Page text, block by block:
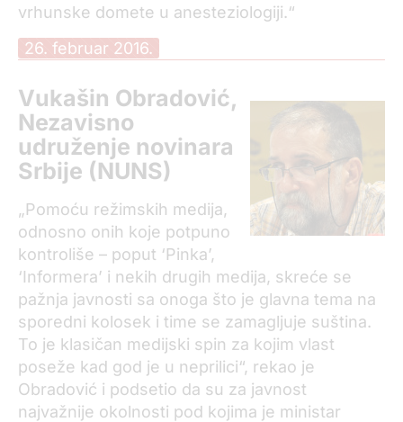
vrhunske domete u anesteziologiji.“
26. februar 2016.
Vukašin Obradović,
Nezavisno
udruženje novinara
Srbije (NUNS)
„Pomoću režimskih medija,
odnosno onih koje potpuno
kontroliše – poput ‘Pinka’,
‘Informera’ i nekih drugih medija, skreće se
pažnja javnosti sa onoga što je glavna tema na
sporedni kolosek i time se zamagljuje suština.
To je klasičan medijski spin za kojim vlast
poseže kad god je u neprilici“, rekao je
Obradović i podsetio da su za javnost
najvažnije okolnosti pod kojima je ministar